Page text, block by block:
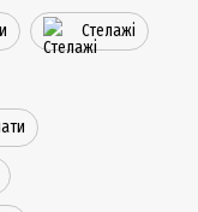
Стелажі